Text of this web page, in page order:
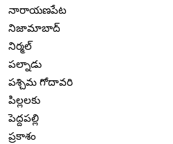
నారాయణపేట
నిజామాబాద్
నిర్మల్
పల్నాడు
పశ్చిమ గోదావరి
పిల్లలకు
పెద్దపల్లి
ప్రకాశం